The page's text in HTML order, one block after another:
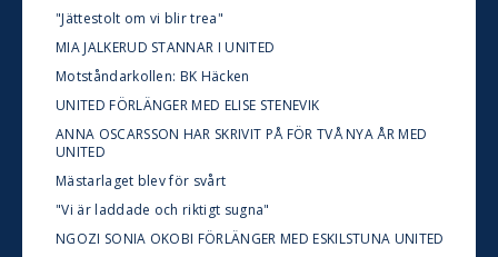
"Jättestolt om vi blir trea"
MIA JALKERUD STANNAR I UNITED
Motståndarkollen: BK Häcken
UNITED FÖRLÄNGER MED ELISE STENEVIK
ANNA OSCARSSON HAR SKRIVIT PÅ FÖR TVÅ NYA ÅR MED
UNITED
Mästarlaget blev för svårt
"Vi är laddade och riktigt sugna"
NGOZI SONIA OKOBI FÖRLÄNGER MED ESKILSTUNA UNITED